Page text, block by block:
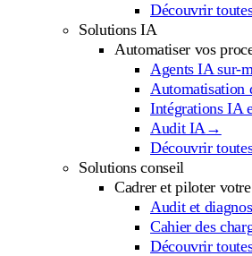
Découvrir
Solutions IA
Automatiser vos
Agents IA sur-
Automatisation
Intégrations IA
Audit IA→
Découvrir
Solutions conseil
Cadrer et piloter
Audit et
Cahier des
Découvrir